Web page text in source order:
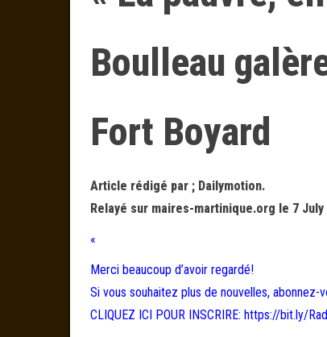
Boulleau
Fort Boyard
Article rédigé par ; Dailymotion.
Relayé sur maires-martinique.org le 7 July
«
Merci beaucoup d’avoir regardé!
Si vous souhaitez plus de nouvelles, abonnez-
CLIQUEZ ICI POUR INSCRIRE: https://bit.ly/